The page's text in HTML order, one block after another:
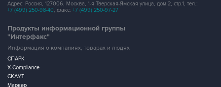
Адрес: Россия, 127006, Москва, 1-я Тверская-Ямская улица, дом 2, стр.1, тел.:
+7 (499) 250-98-40, факс: +7 (499) 250-97-27
Продукты информационной группы
"Интерфакс"
Информация о компаниях, товарах и людях
СПАРК
X-Compliance
СКАУТ
Маркер